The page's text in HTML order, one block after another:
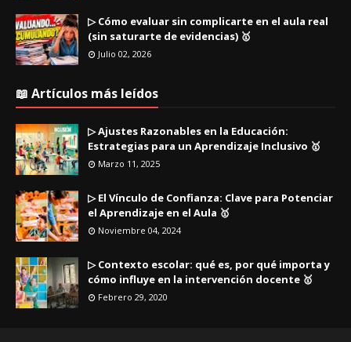
▷ Cómo evaluar sin complicarte en el aula real
(sin saturarte de evidencias) 🥇
Julio 02, 2026
📖 Artículos más leídos
▷ Ajustes Razonables en la Educación:
Estrategias para un Aprendizaje Inclusivo 🥇
Marzo 11, 2025
▷ El Vínculo de Confianza: Clave para Potenciar
el Aprendizaje en el Aula 🥇
Noviembre 04, 2024
▷ Contexto escolar: qué es, por qué importa y
cómo influye en la intervención docente 🥇
Febrero 29, 2020